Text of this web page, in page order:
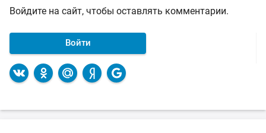
Войдите на сайт, чтобы оставлять комментарии.
Войти